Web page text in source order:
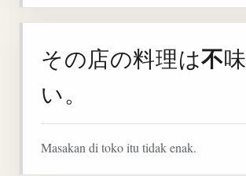
その店の料理は不味
い。
Masakan di toko itu tidak enak.